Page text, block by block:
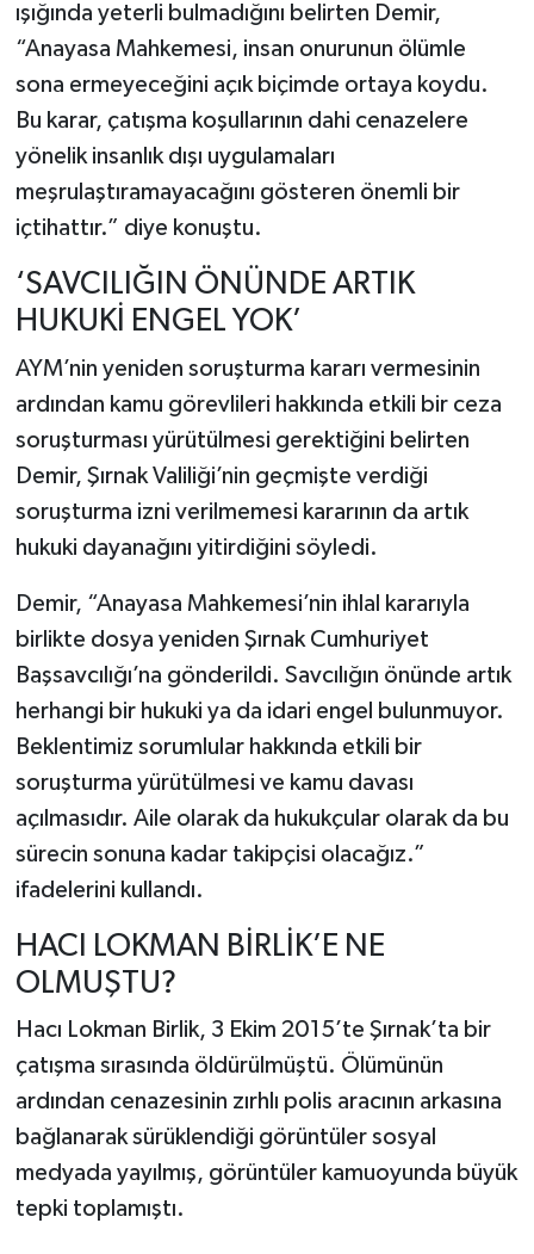
ışığında yeterli bulmadığını belirten Demir,
“Anayasa Mahkemesi, insan onurunun ölümle
sona ermeyeceğini açık biçimde ortaya koydu.
Bu karar, çatışma koşullarının dahi cenazelere
yönelik insanlık dışı uygulamaları
meşrulaştıramayacağını gösteren önemli bir
içtihattır.” diye konuştu.
‘SAVCILIĞIN ÖNÜNDE ARTIK
HUKUKİ ENGEL YOK’
AYM’nin yeniden soruşturma kararı vermesinin
ardından kamu görevlileri hakkında etkili bir ceza
soruşturması yürütülmesi gerektiğini belirten
Demir, Şırnak Valiliği’nin geçmişte verdiği
soruşturma izni verilmemesi kararının da artık
hukuki dayanağını yitirdiğini söyledi.
Demir, “Anayasa Mahkemesi’nin ihlal kararıyla
birlikte dosya yeniden Şırnak Cumhuriyet
Başsavcılığı’na gönderildi. Savcılığın önünde artık
herhangi bir hukuki ya da idari engel bulunmuyor.
Beklentimiz sorumlular hakkında etkili bir
soruşturma yürütülmesi ve kamu davası
açılmasıdır. Aile olarak da hukukçular olarak da bu
sürecin sonuna kadar takipçisi olacağız.”
ifadelerini kullandı.
HACI LOKMAN BİRLİK’E NE
OLMUŞTU?
Hacı Lokman Birlik, 3 Ekim 2015’te Şırnak’ta bir
çatışma sırasında öldürülmüştü. Ölümünün
ardından cenazesinin zırhlı polis aracının arkasına
bağlanarak sürüklendiği görüntüler sosyal
medyada yayılmış, görüntüler kamuoyunda büyük
tepki toplamıştı.